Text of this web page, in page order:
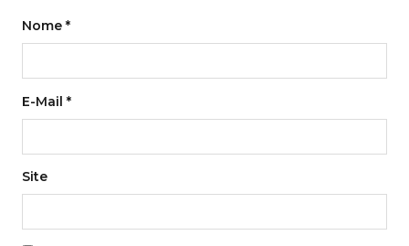
Nome *
E-Mail *
Site